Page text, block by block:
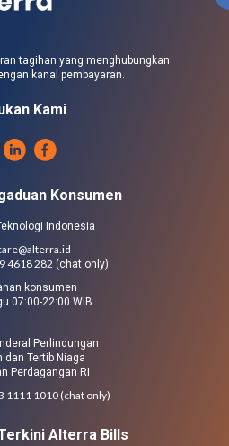
tagihan yang menghubungkan
kanal pembayaran.
Kami
Konsumen
Indonesia
4618 282 (chat only)
konsumen
07:00-22:00 WIB
Perlindungan
dan Tertib Niaga
Perdagangan RI
1111 1010 (chat only)
Alterra Bills